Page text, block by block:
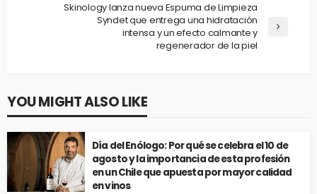
Skinology lanza nueva Espuma de Limpieza
Syndet que entrega una hidratación
intensa y un efecto calmante y
regenerador de la piel
YOU MIGHT ALSO LIKE
Día del Enólogo: Por qué se celebra el 10 de
agosto y la importancia de esta profesión
en un Chile que apuesta por mayor calidad
en vinos